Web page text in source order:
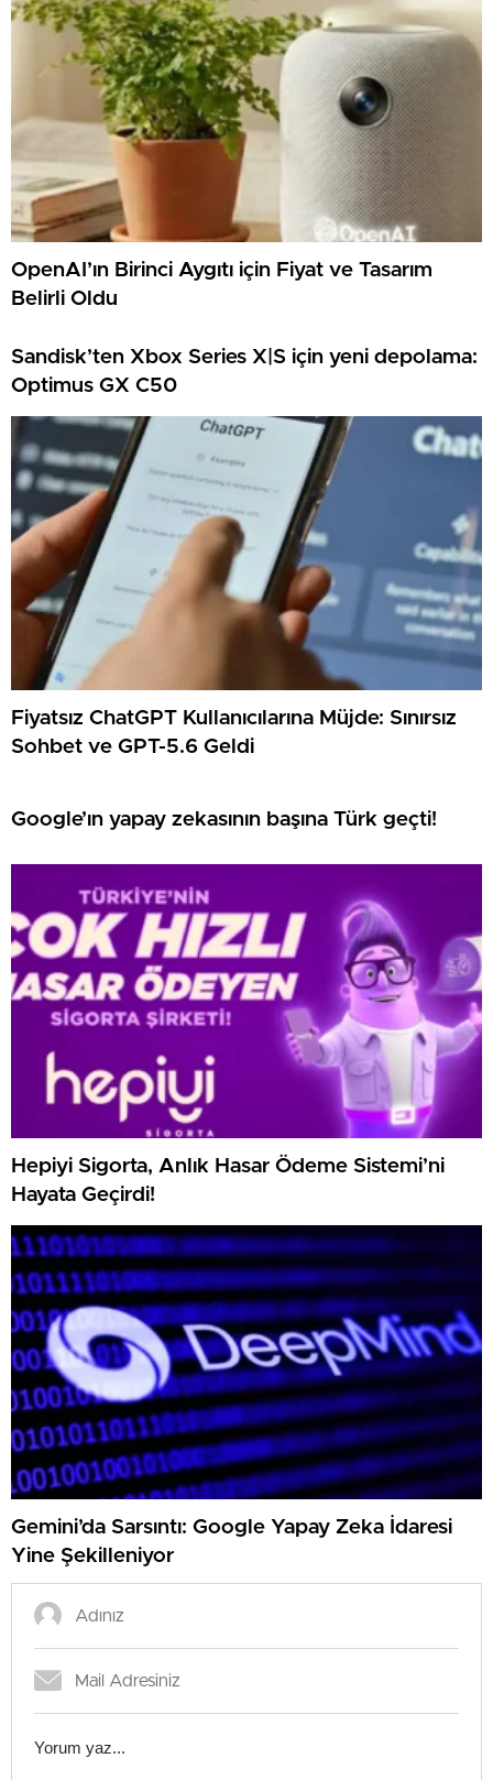
OpenAI’ın Birinci Aygıtı için Fiyat ve Tasarım
Belirli Oldu
Sandisk’ten Xbox Series X|S için yeni depolama:
Optimus GX C50
Fiyatsız ChatGPT Kullanıcılarına Müjde: Sınırsız
Sohbet ve GPT-5.6 Geldi
Google’ın yapay zekasının başına Türk geçti!
Hepiyi Sigorta, Anlık Hasar Ödeme Sistemi’ni
Hayata Geçirdi!
Gemini’da Sarsıntı: Google Yapay Zeka İdaresi
Yine Şekilleniyor